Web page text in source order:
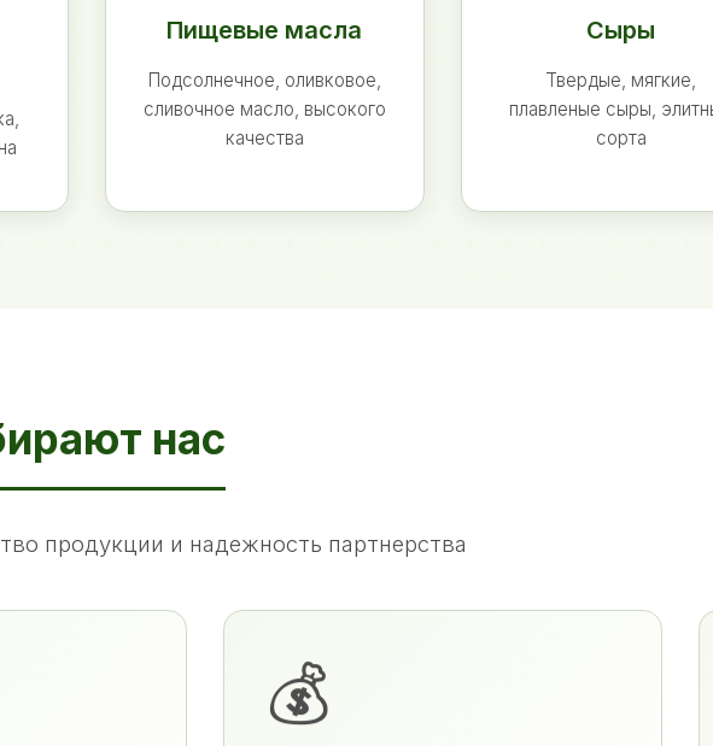
Пищевые масла
Подсолнечное, оливковое,
сливочное масло, высокого
качества
Сыры
Твердые, мягкие,
плавленые сыры,
сорта
нас
продукции и надежность партнерства
💰